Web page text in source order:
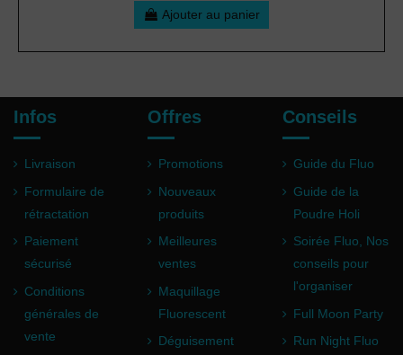
Ajouter au panier
Infos
Livraison
Formulaire de
rétractation
Paiement
sécurisé
Conditions
générales de
vente
Offres
Promotions
Nouveaux
produits
Meilleures
ventes
Maquillage
Fluorescent
Déguisement
Conseils
Guide du Fluo
Guide de la
Poudre Holi
Soirée Fluo, Nos
conseils pour
l'organiser
Full Moon Party
Run Night Fluo